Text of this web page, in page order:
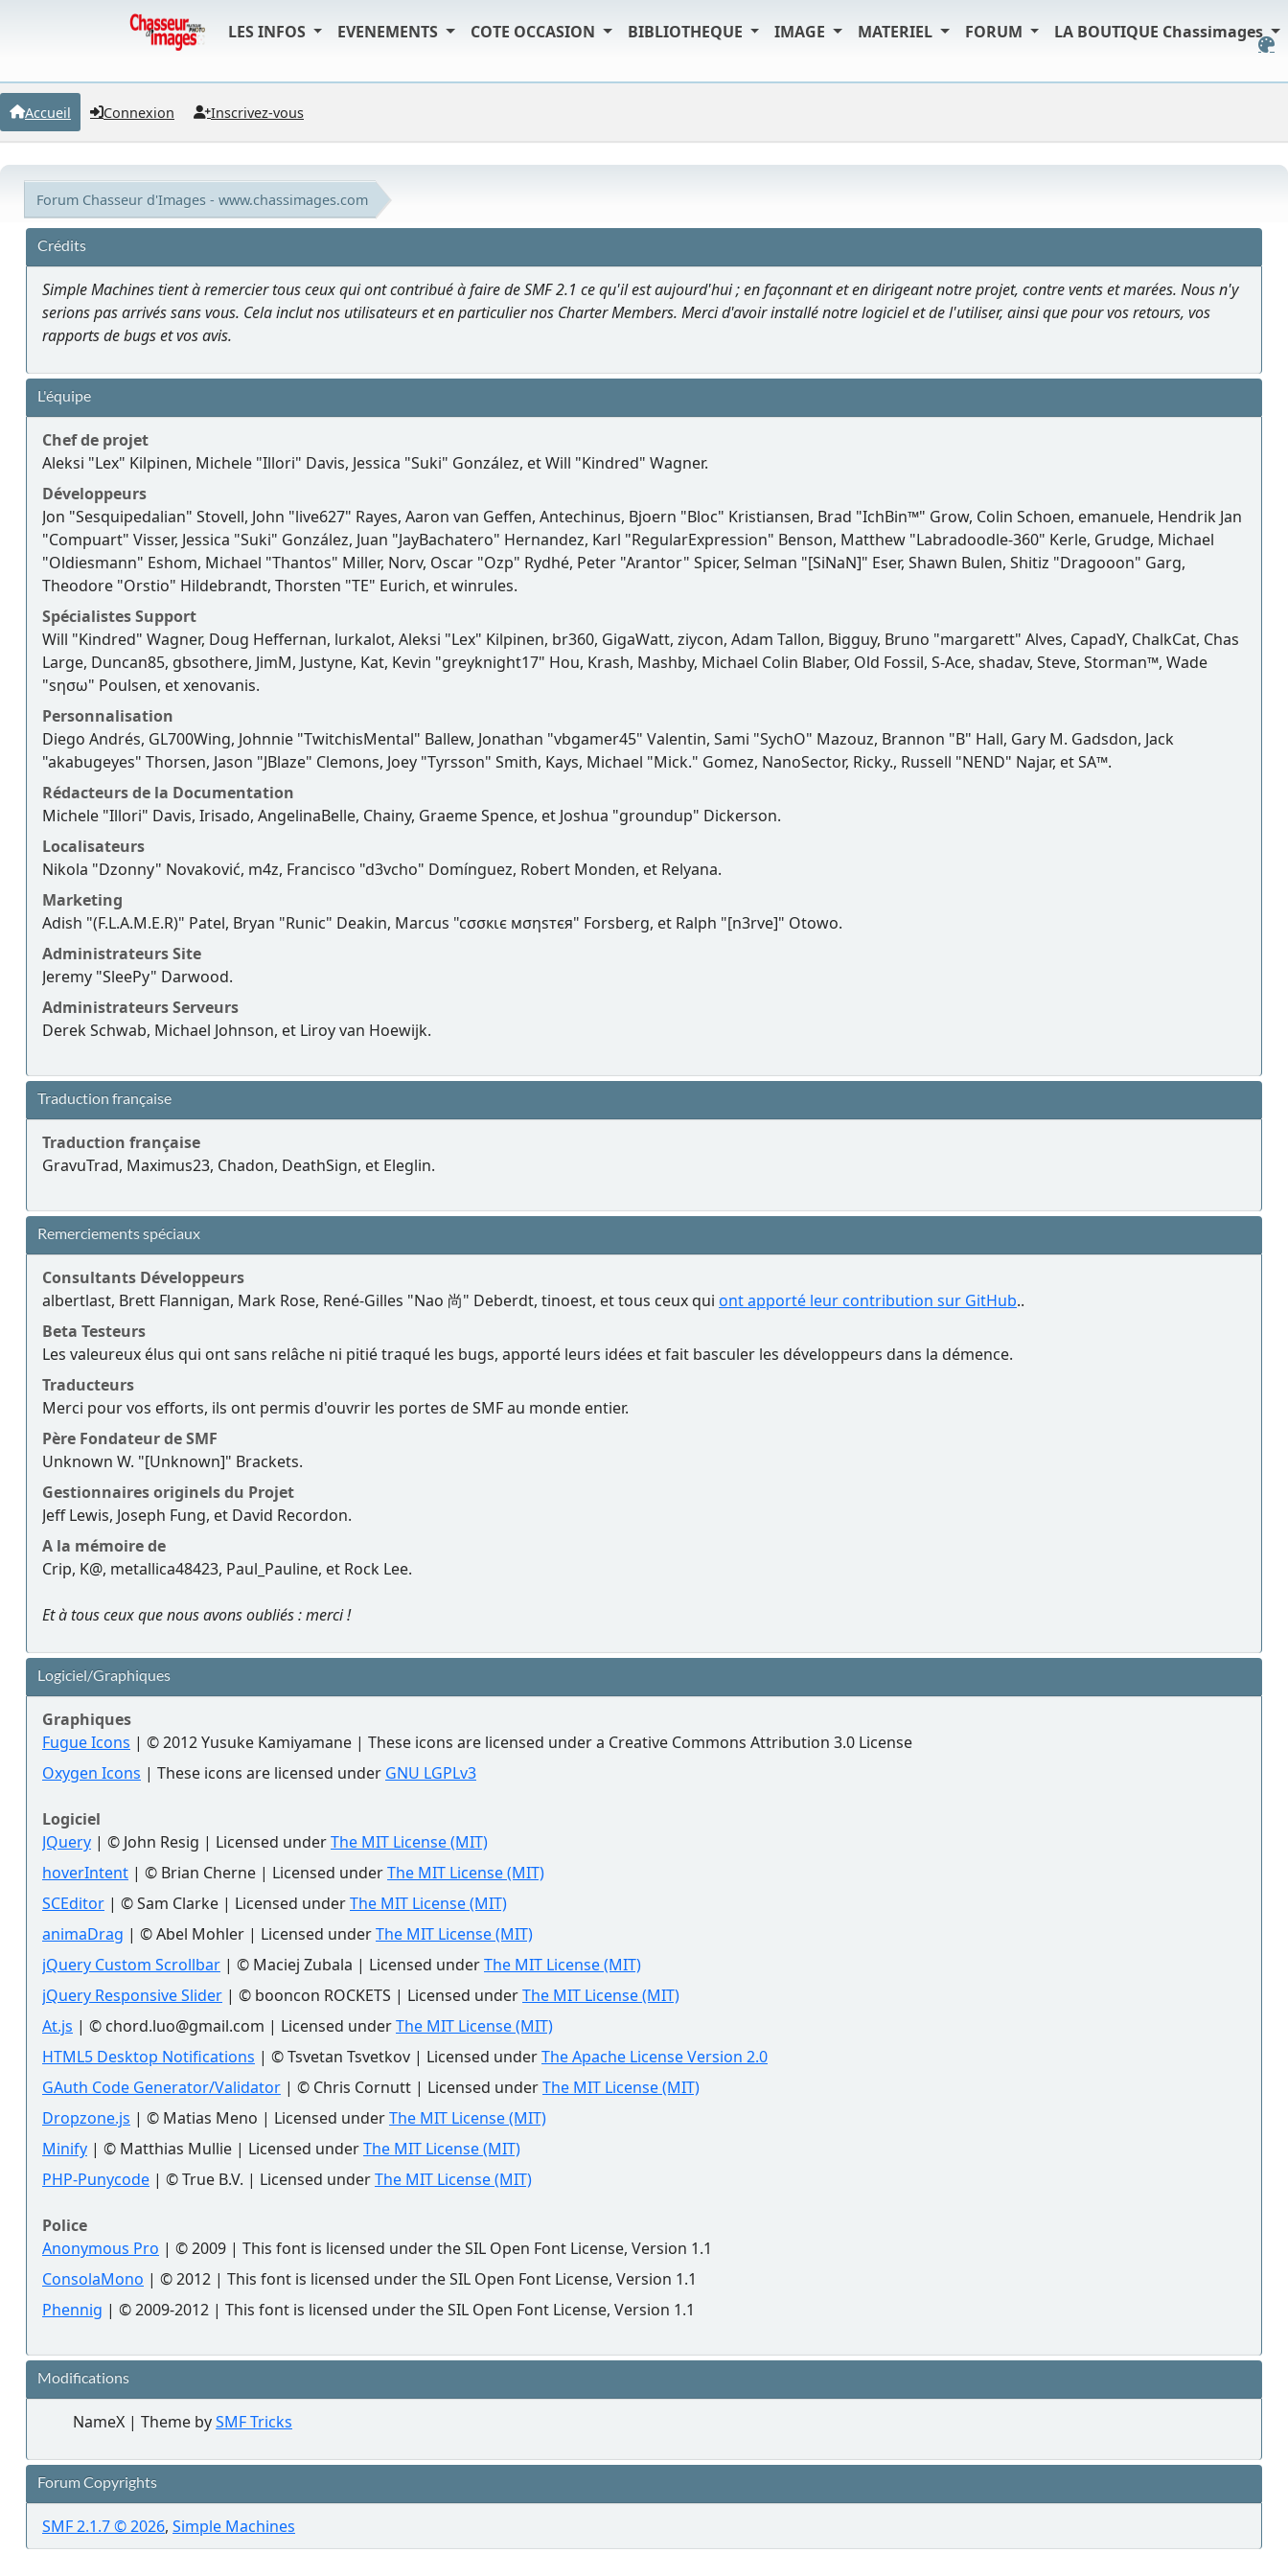
LES INFOS EVENEMENTS COTE OCCASION BIBLIOTHEQUE IMAGE MATERIEL FORUM LA BOUTIQUE Chassimages
Accueil Connexion Inscrivez-vous
Forum Chasseur d'Images - www.chassimages.com
Crédits
Simple Machines tient à remercier tous ceux qui ont contribué à faire de SMF 2.1 ce qu'il est aujourd'hui ; en façonnant et en dirigeant notre projet, contre vents et marées. Nous n'y
serions pas arrivés sans vous. Cela inclut nos utilisateurs et en particulier nos Charter Members. Merci d'avoir installé notre logiciel et de l'utiliser, ainsi que pour vos retours, vos
rapports de bugs et vos avis.
L'équipe
Chef de projet
Aleksi "Lex" Kilpinen, Michele "Illori" Davis, Jessica "Suki" González, et Will "Kindred" Wagner.
Développeurs
Jon "Sesquipedalian" Stovell, John "live627" Rayes, Aaron van Geffen, Antechinus, Bjoern "Bloc" Kristiansen, Brad "IchBin™" Grow, Colin Schoen, emanuele, Hendrik Jan
"Compuart" Visser, Jessica "Suki" González, Juan "JayBachatero" Hernandez, Karl "RegularExpression" Benson, Matthew "Labradoodle-360" Kerle, Grudge, Michael
"Oldiesmann" Eshom, Michael "Thantos" Miller, Norv, Oscar "Ozp" Rydhé, Peter "Arantor" Spicer, Selman "[SiNaN]" Eser, Shawn Bulen, Shitiz "Dragooon" Garg,
Theodore "Orstio" Hildebrandt, Thorsten "TE" Eurich, et winrules.
Spécialistes Support
Will "Kindred" Wagner, Doug Heffernan, lurkalot, Aleksi "Lex" Kilpinen, br360, GigaWatt, ziycon, Adam Tallon, Bigguy, Bruno "margarett" Alves, CapadY, ChalkCat, Chas
Large, Duncan85, gbsothere, JimM, Justyne, Kat, Kevin "greyknight17" Hou, Krash, Mashby, Michael Colin Blaber, Old Fossil, S-Ace, shadav, Steve, Storman™, Wade
"sησω" Poulsen, et xenovanis.
Personnalisation
Diego Andrés, GL700Wing, Johnnie "TwitchisMental" Ballew, Jonathan "vbgamer45" Valentin, Sami "SychO" Mazouz, Brannon "B" Hall, Gary M. Gadsdon, Jack
"akabugeyes" Thorsen, Jason "JBlaze" Clemons, Joey "Tyrsson" Smith, Kays, Michael "Mick." Gomez, NanoSector, Ricky., Russell "NEND" Najar, et SA™.
Rédacteurs de la Documentation
Michele "Illori" Davis, Irisado, AngelinaBelle, Chainy, Graeme Spence, et Joshua "groundup" Dickerson.
Localisateurs
Nikola "Dzonny" Novaković, m4z, Francisco "d3vcho" Domínguez, Robert Monden, et Relyana.
Marketing
Adish "(F.L.A.M.E.R)" Patel, Bryan "Runic" Deakin, Marcus "cσσкιє мσηѕтєя" Forsberg, et Ralph "[n3rve]" Otowo.
Administrateurs Site
Jeremy "SleePy" Darwood.
Administrateurs Serveurs
Derek Schwab, Michael Johnson, et Liroy van Hoewijk.
Traduction française
Traduction française
GravuTrad, Maximus23, Chadon, DeathSign, et Eleglin.
Remerciements spéciaux
Consultants Développeurs
albertlast, Brett Flannigan, Mark Rose, René-Gilles "Nao 尚" Deberdt, tinoest, et tous ceux qui ont apporté leur contribution sur GitHub..
Beta Testeurs
Les valeureux élus qui ont sans relâche ni pitié traqué les bugs, apporté leurs idées et fait basculer les développeurs dans la démence.
Traducteurs
Merci pour vos efforts, ils ont permis d'ouvrir les portes de SMF au monde entier.
Père Fondateur de SMF
Unknown W. "[Unknown]" Brackets.
Gestionnaires originels du Projet
Jeff Lewis, Joseph Fung, et David Recordon.
A la mémoire de
Crip, K@, metallica48423, Paul_Pauline, et Rock Lee.
Et à tous ceux que nous avons oubliés : merci !
Logiciel/Graphiques
Graphiques
Fugue Icons | © 2012 Yusuke Kamiyamane | These icons are licensed under a Creative Commons Attribution 3.0 License
Oxygen Icons | These icons are licensed under GNU LGPLv3
Logiciel
JQuery | © John Resig | Licensed underThe MIT License (MIT)
hoverIntent | © Brian Cherne | Licensed underThe MIT License (MIT)
SCEditor | © Sam Clarke | Licensed underThe MIT License (MIT)
animaDrag | © Abel Mohler | Licensed underThe MIT License (MIT)
jQuery Custom Scrollbar | © Maciej Zubala | Licensed underThe MIT License (MIT)
jQuery Responsive Slider | © booncon ROCKETS | Licensed underThe MIT License (MIT)
At.js | © chord.luo@gmail.com | Licensed underThe MIT License (MIT)
HTML5 Desktop Notifications | © Tsvetan Tsvetkov | Licensed underThe Apache License Version 2.0
GAuth Code Generator/Validator | © Chris Cornutt | Licensed underThe MIT License (MIT)
Dropzone.js | © Matias Meno | Licensed underThe MIT License (MIT)
Minify | © Matthias Mullie | Licensed underThe MIT License (MIT)
PHP-Punycode | © True B.V. | Licensed underThe MIT License (MIT)
Police
Anonymous Pro | © 2009 | This font is licensed under the SIL Open Font License, Version 1.1
ConsolaMono | © 2012 | This font is licensed under the SIL Open Font License, Version 1.1
Phennig | © 2009-2012 | This font is licensed under the SIL Open Font License, Version 1.1
Modifications
NameX | Theme bySMF Tricks
Forum Copyrights
SMF 2.1.7 © 2026, Simple Machines